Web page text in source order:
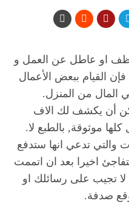
او عاطل عن العمل و
القيام ببعض الأعمال
المال من المنزل.
أن يكشف لك الاف
موثوقة, بالطبع لا.
والتي تدعي انها ستدفع
اخيرا بعد ان اتممت
لا تجيب على رسائلك او
صدفة.